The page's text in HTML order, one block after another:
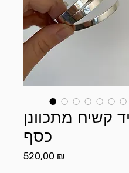
קשיח מתכוונן
כסף
520,00 ₪Prix